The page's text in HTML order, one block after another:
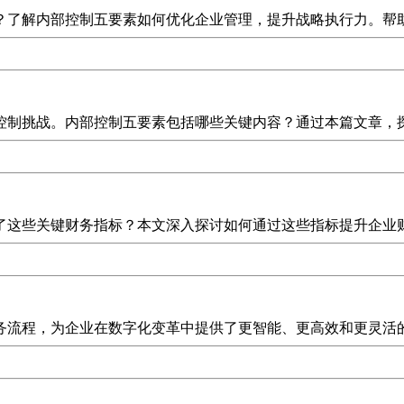
解内部控制五要素如何优化企业管理，提升战略执行力。
挑战。内部控制五要素包括哪些关键内容？通过本篇文章
些关键财务指标？本文深入探讨如何通过这些指标提升企
程，为企业在数字化变革中提供了更智能、更高效和更灵活